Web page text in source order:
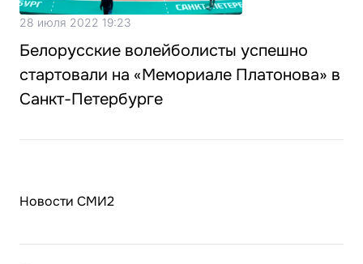
28 июля 2022 19:23
Белорусские волейболисты успешно
стартовали на «Мемориале Платонова» в
Санкт-Петербурге
Новости СМИ2